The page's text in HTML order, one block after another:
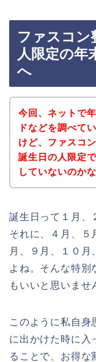
ファスコン
人限定の年
へ
今回、ネットで
ドなどを調べて
けど、ファスコ
誕生日の人限定
していないのか
誕生日って１月、
それに、４月、５
月、９月、１０月
よね。そんな特別
もいいと思いませ
このように私自身
に出かけた時に入
ることで、お得な